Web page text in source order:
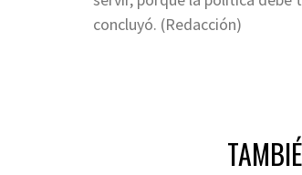
concluyó. (Redacción)